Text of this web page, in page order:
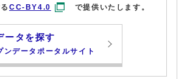
CC-BY4.0 で提供いたします。
ータを探す
ンデータポータルサイト